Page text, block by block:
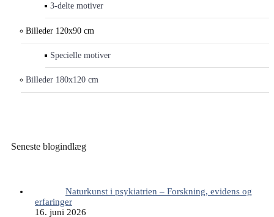
3-delte motiver
Billeder 120x90 cm
Specielle motiver
Billeder 180x120 cm
Seneste blogindlæg
Naturkunst i psykiatrien – Forskning, evidens og
erfaringer
16. juni 2026